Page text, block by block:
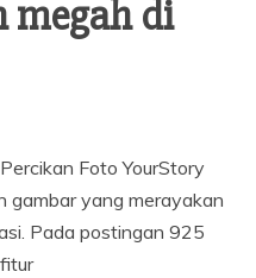
megah di
Foto YourStory
gambar yang merayakan
Pada postingan 925